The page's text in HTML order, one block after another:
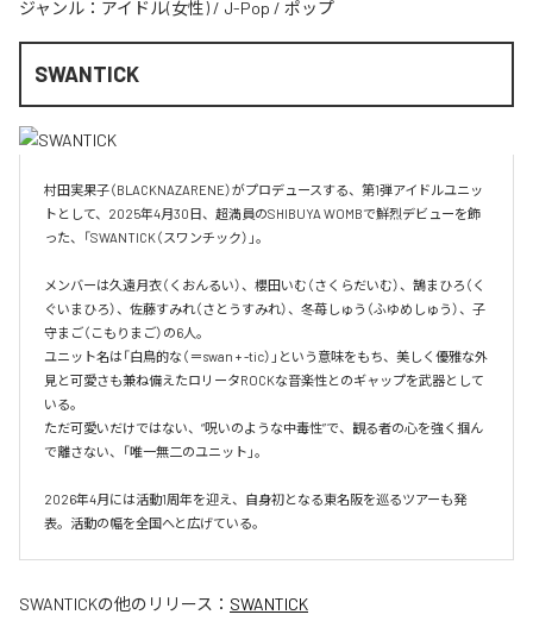
ジャンル： アイドル(女性) / J-Pop / ポップ
SWANTICK
村田実果子（BLACKNAZARENE）がプロデュースする、第1弾アイドルユニッ
トとして、2025年4月30日、超満員のSHIBUYA WOMBで鮮烈デビューを飾
った、「SWANTICK（スワンチック）」。
メンバーは久遠月衣（くおんるい）、櫻田いむ（さくらだいむ）、鵠まひろ（く
ぐいまひろ）、佐藤すみれ（さとうすみれ）、冬苺しゅう（ふゆめしゅう）、子
守まご（こもりまご）の6人。
ユニット名は「白鳥的な（＝swan + -tic）」という意味をもち、美しく優雅な外
見と可愛さも兼ね備えたロリータROCKな音楽性とのギャップを武器として
いる。
ただ可愛いだけではない、“呪いのような中毒性”で、観る者の心を強く掴ん
で離さない、「唯一無二のユニット」。
2026年4月には活動1周年を迎え、自身初となる東名阪を巡るツアーも発
表。活動の幅を全国へと広げている。
SWANTICKの他のリリース： SWANTICK